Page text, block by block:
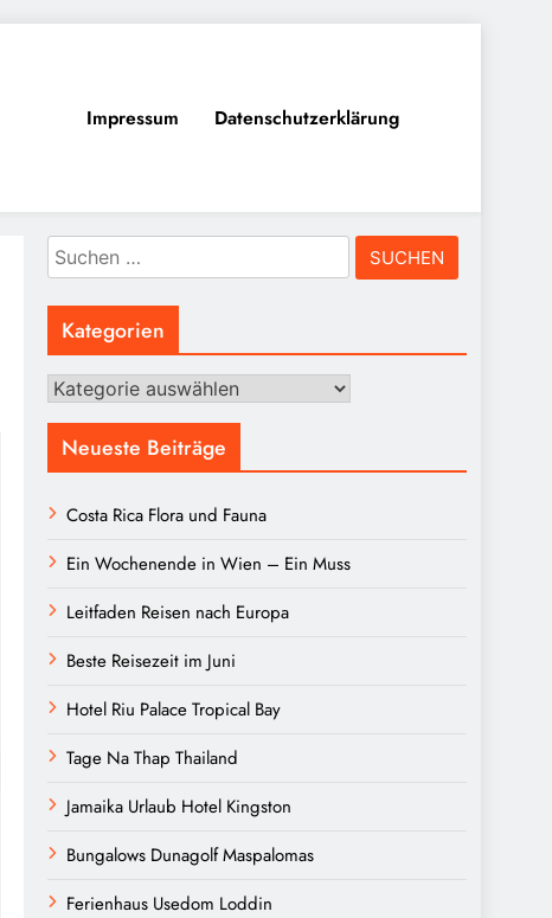
Impressum Datenschutzerklärung
Suchen
nach:
Kategorien
Kategorien
Neueste Beiträge
Costa Rica Flora und Fauna
Ein Wochenende in Wien – Ein Muss
Leitfaden Reisen nach Europa
Beste Reisezeit im Juni
Hotel Riu Palace Tropical Bay
Tage Na Thap Thailand
Jamaika Urlaub Hotel Kingston
Bungalows Dunagolf Maspalomas
Ferienhaus Usedom Loddin